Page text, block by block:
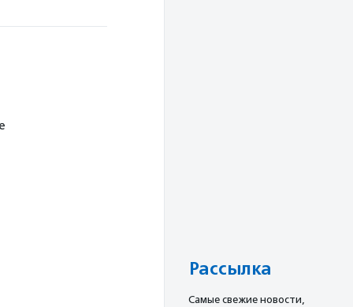
Рассылка
Cамые свежие новости,